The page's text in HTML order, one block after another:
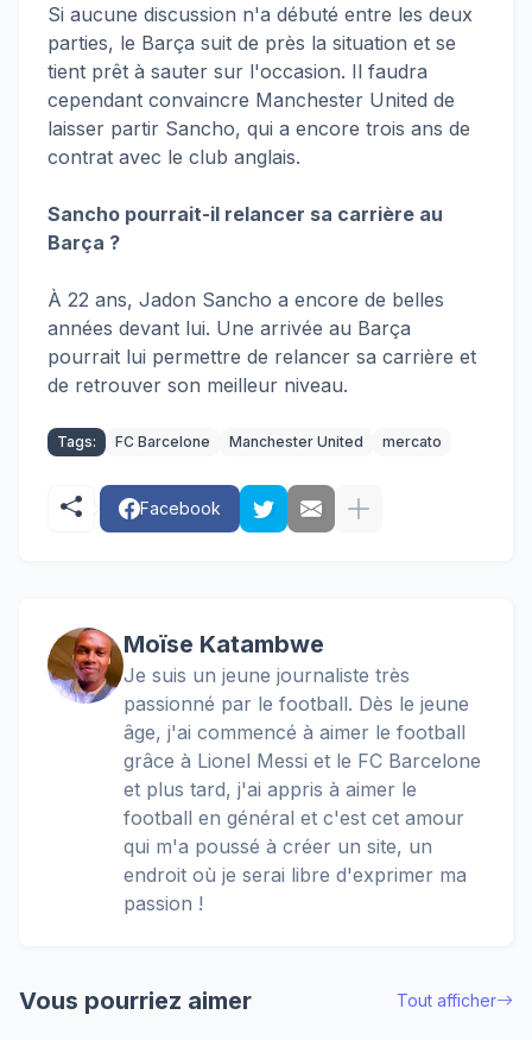
Si aucune discussion n'a débuté entre les deux
parties, le Barça suit de près la situation et se
tient prêt à sauter sur l'occasion. Il faudra
cependant convaincre Manchester United de
laisser partir Sancho, qui a encore trois ans de
contrat avec le club anglais.
Sancho pourrait-il relancer sa carrière au
Barça ?
À 22 ans, Jadon Sancho a encore de belles
années devant lui. Une arrivée au Barça
pourrait lui permettre de relancer sa carrière et
de retrouver son meilleur niveau.
Tags: FC Barcelone Manchester United mercato
Facebook
Moïse Katambwe
Je suis un jeune journaliste très
passionné par le football. Dès le jeune
âge, j'ai commencé à aimer le football
grâce à Lionel Messi et le FC Barcelone
et plus tard, j'ai appris à aimer le
football en général et c'est cet amour
qui m'a poussé à créer un site, un
endroit où je serai libre d'exprimer ma
passion !
Vous pourriez aimer Tout afficher